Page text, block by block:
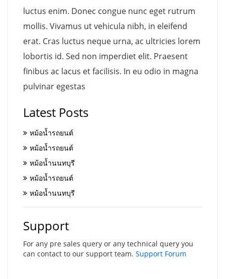
luctus enim. Donec congue nunc eget rutrum
mollis. Vivamus ut vehicula nibh, in eleifend
erat. Cras luctus neque urna, ac ultricies lorem
lobortis id. Sed non imperdiet elit. Praesent
finibus ac lacus et facilisis. In eu odio in magna
pulvinar egestas
Latest Posts
หม้อน้ำรถยนต์
หม้อน้ำรถยนต์
หม้อน้ำนนทบุรี
หม้อน้ำรถยนต์
หม้อน้ำนนทบุรี
Support
For any pre sales query or any technical query you
can contact to our support team. Support Forum